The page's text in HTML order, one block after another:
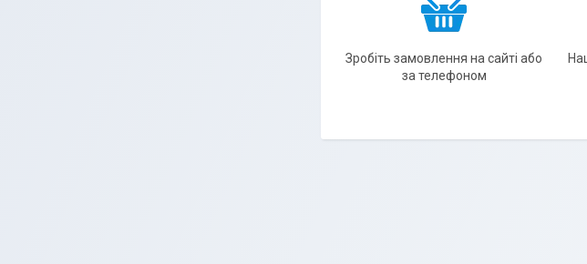
Зробіть замовлення на сайті або
за телефоном